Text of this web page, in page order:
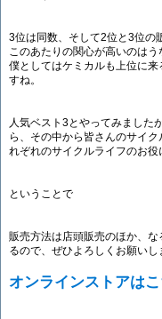
3位は同数、そして2位と3位の
このあたりの関心が高いのはう
僕としてはケミカルも上位に
すね。
人気ベスト3とやってみました
ら、その中から皆さんのサイ
れぞれのサイクルライフのお役
ということで
販売方法は店頭販売のほか、
るので、ぜひよろしくお願いし
オンラインストアは